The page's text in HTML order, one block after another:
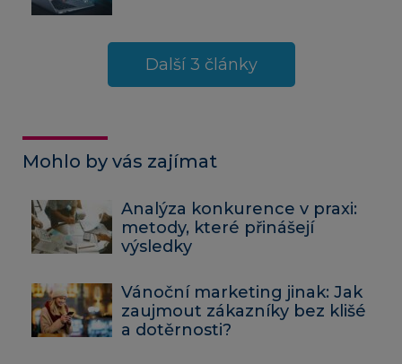
Další 3 články
Mohlo by vás zajímat
Analýza konkurence v praxi:
metody, které přinášejí
výsledky
Vánoční marketing jinak: Jak
zaujmout zákazníky bez klišé
a dotěrnosti?